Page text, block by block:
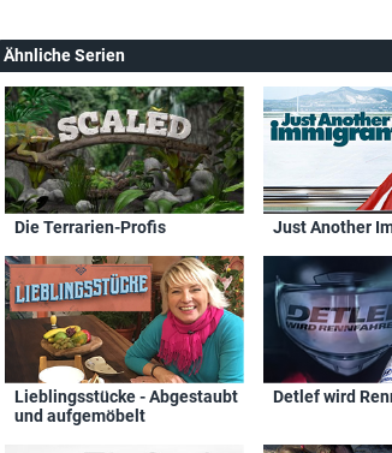
Ähnliche Serien
Die Terrarien-Profis Just Another
Lieblingsstücke - Abgestaubt
und aufgemöbelt
Detlef wird